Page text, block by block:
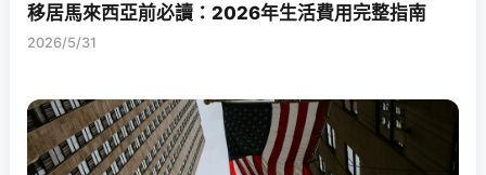
移居馬來西亞前必讀：2026年生活費用完整指南
2026/5/31